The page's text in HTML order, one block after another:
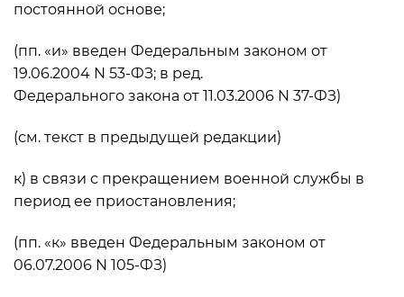
постоянной основе;
(пп. «и» введен Федеральным законом от
19.06.2004 N 53-ФЗ; в ред.
Федерального закона от 11.03.2006 N 37-ФЗ)
(см. текст в предыдущей редакции)
к) в связи с прекращением военной службы в
период ее приостановления;
(пп. «к» введен Федеральным законом от
06.07.2006 N 105-ФЗ)